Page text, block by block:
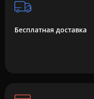
Бесплатная доставка